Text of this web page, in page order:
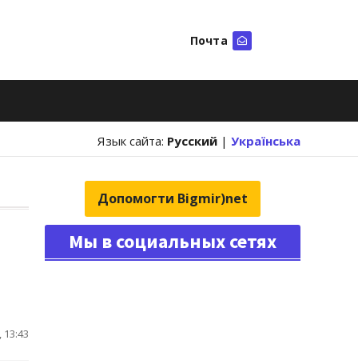
Почта
Язык сайта: Русский | Українська
13:43
Допомогти Bigmir)net
Мы в социальных сетях